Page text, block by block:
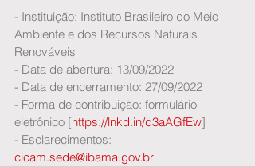
- Instituição: Instituto Brasileiro do Meio
Ambiente e dos Recursos Naturais
Renováveis
- Data de abertura: 13/09/2022
- Data de encerramento: 27/09/2022
- Forma de contribuição: formulário
eletrônico [https://lnkd.in/d3aAGfEw]
- Esclarecimentos:
cicam.sede@ibama.gov.br